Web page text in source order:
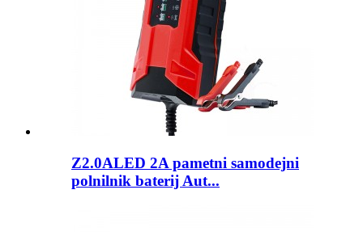
Z2.0ALED 2A pametni samodejni
polnilnik baterij Aut...